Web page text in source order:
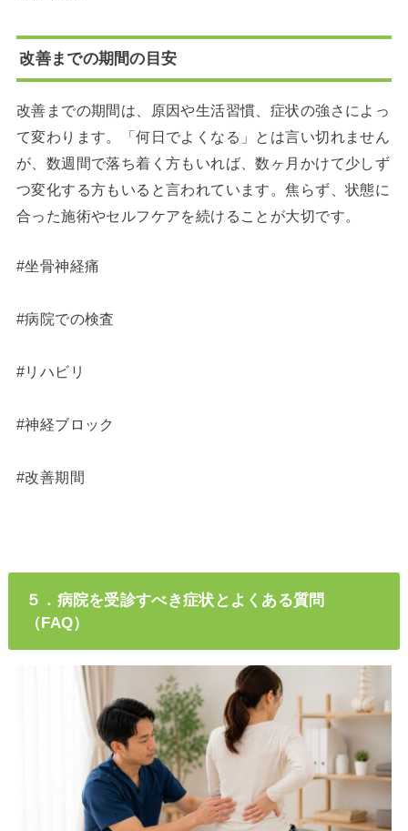
改善までの期間の目安
改善までの期間は、原因や生活習慣、症状の強さによっ
て変わります。「何日でよくなる」とは言い切れません
が、数週間で落ち着く方もいれば、数ヶ月かけて少しず
つ変化する方もいると言われています。焦らず、状態に
合った施術やセルフケアを続けることが大切です。
#坐骨神経痛
#病院での検査
#リハビリ
#神経ブロック
#改善期間
５．病院を受診すべき症状とよくある質問
（FAQ）